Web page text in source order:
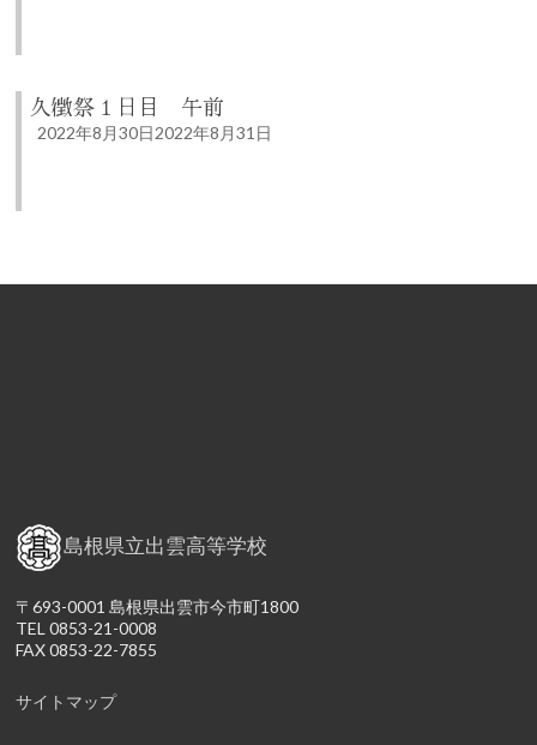
久徴祭１日目 午前
2022年8月30日2022年8月31日
島根県立出雲高等学校
〒693-0001 島根県出雲市今市町1800
TEL 0853-21-0008
FAX 0853-22-7855
サイトマップ